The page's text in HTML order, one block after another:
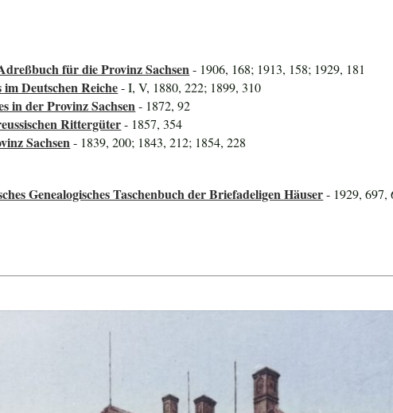
für die Provinz Sachsen- 1906, 168; 1913, 158; 1929, 181
Deutschen Reiche- I, V, 1880, 222; 1899, 310
in der Provinz Sachsen- 1872, 92
Rittergüter- 1857, 354
Sachsen- 1839, 200; 1843, 212; 1854, 228
Genealogisches Taschenbuch der Briefadeligen Häuser- 1929, 697,